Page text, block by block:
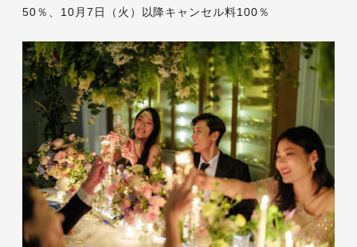
50％、10月7日（火）以降キャンセル料100％